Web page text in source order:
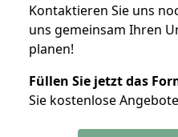
Kontaktieren Sie uns
uns gemeinsam Ihren
planen!
Füllen Sie jetzt das
Sie kostenlose